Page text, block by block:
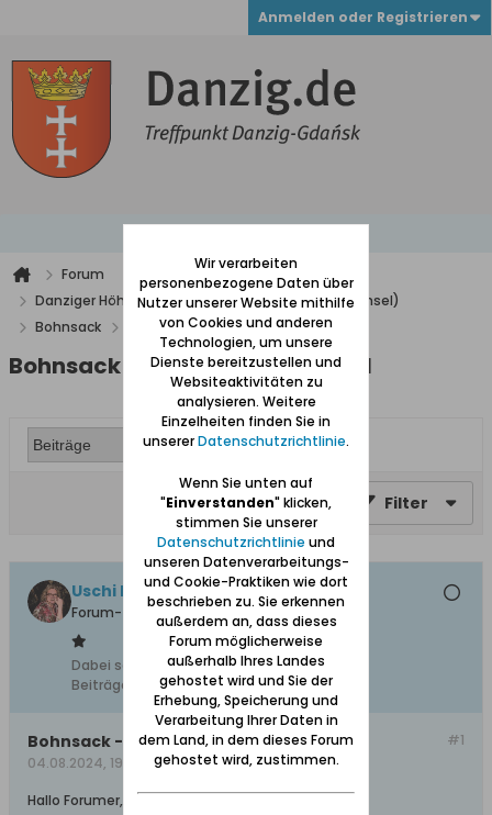
Anmelden oder Registrieren
Forum
Danziger Höhe und Niederung (westlich der Weichsel)
Bohnsack
Bohnsack - Geschichte der Insel
Bohnsack - Geschichte der Insel
Filter
Uschi Danziger
Forum-Teilnehmer
Dabei seit:
28.10.2018
Beiträge:
538
#1
Bohnsack - Geschichte der Insel
04.08.2024, 19:34
Hallo Forumer,
Wir verarbeiten
personenbezogene Daten über
Nutzer unserer Website mithilfe
von Cookies und anderen
Technologien, um unsere
Dienste bereitzustellen und
Websiteaktivitäten zu
analysieren. Weitere
Einzelheiten finden Sie in
unsererDatenschutzrichtlinie.
Wenn Sie unten auf
"Einverstanden" klicken,
stimmen Sie unserer
Datenschutzrichtlinie und
unseren Datenverarbeitungs-
und Cookie-Praktiken wie dort
beschrieben zu. Sie erkennen
außerdem an, dass dieses
Forum möglicherweise
außerhalb Ihres Landes
gehostet wird und Sie der
Erhebung, Speicherung und
Verarbeitung Ihrer Daten in
dem Land, in dem dieses Forum
gehostet wird, zustimmen.